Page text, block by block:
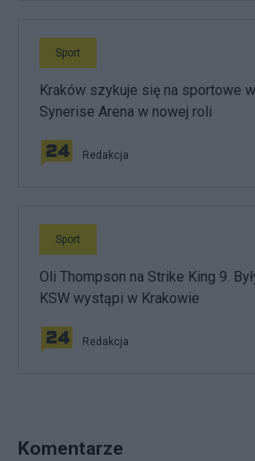
Sport
Kraków szykuje się na sportowe
Synerise Arena w nowej roli
Redakcja
Sport
Oli Thompson na Strike King 9.
KSW wystąpi w Krakowie
Redakcja
Komentarze